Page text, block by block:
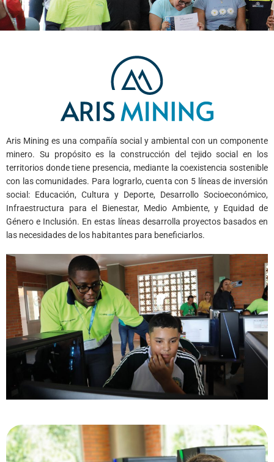
Aris Mining es una compañía social y ambiental con un componente
minero. Su propósito es la construcción del tejido social en los
territorios donde tiene presencia, mediante la coexistencia sostenible
con las comunidades. Para lograrlo, cuenta con 5 líneas de inversión
social: Educación, Cultura y Deporte, Desarrollo Socioeconómico,
Infraestructura para el Bienestar, Medio Ambiente, y Equidad de
Género e Inclusión. En estas líneas desarrolla proyectos basados en
las necesidades de los habitantes para beneficiarlos.